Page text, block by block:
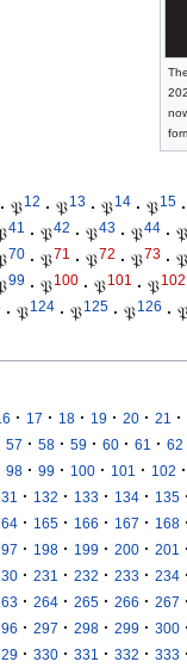
· 𝔓12 · 𝔓13 · 𝔓14 · 𝔓15 ·
41 · 𝔓42 · 𝔓43 · 𝔓44 · 𝔓
70 · 𝔓71 · 𝔓72 · 𝔓73 · 𝔓
99 · 𝔓100 · 𝔓101 · 𝔓102
· 𝔓124 · 𝔓125 · 𝔓126 ·
· 17 · 18 · 19 · 20 · 21 ·
57 · 58 · 59 · 60 · 61 · 62
98 · 99 · 100 · 101 · 102 ·
· 132 · 133 · 134 · 135 ·
· 165 · 166 · 167 · 168 ·
· 198 · 199 · 200 · 201 ·
· 231 · 232 · 233 · 234 ·
· 264 · 265 · 266 · 267 ·
· 297 · 298 · 299 · 300 ·
· 330 · 331 · 332 · 333 ·